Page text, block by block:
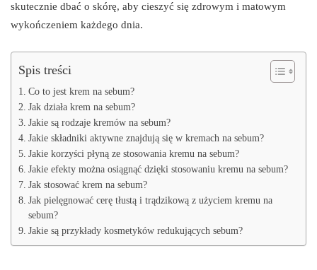
skutecznie dbać o skórę, aby cieszyć się zdrowym i matowym
wykończeniem każdego dnia.
Spis treści
Co to jest krem na sebum?
Jak działa krem na sebum?
Jakie są rodzaje kremów na sebum?
Jakie składniki aktywne znajdują się w kremach na sebum?
Jakie korzyści płyną ze stosowania kremu na sebum?
Jakie efekty można osiągnąć dzięki stosowaniu kremu na sebum?
Jak stosować krem na sebum?
Jak pielęgnować cerę tłustą i trądzikową z użyciem kremu na
sebum?
Jakie są przykłady kosmetyków redukujących sebum?